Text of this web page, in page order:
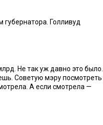
Голливуд
Не так уж давно это было.
Советую мэру посмотреть
А если смотрела —